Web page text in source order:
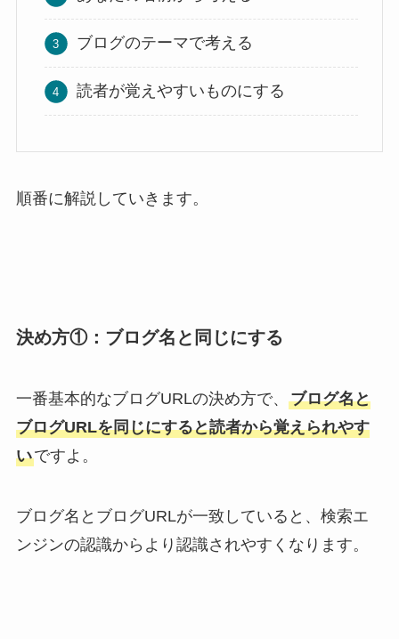
ブログのテーマで考える
読者が覚えやすいものにする
順番に解説していきます。
決め方①：ブログ名と同じにする
一番基本的なブログURLの決め方で、 ブログ名と
ブログURLを同じにすると読者から覚えられやす
いですよ。
ブログ名とブログURLが一致していると、検索エ
ンジンの認識からより認識されやすくなります。